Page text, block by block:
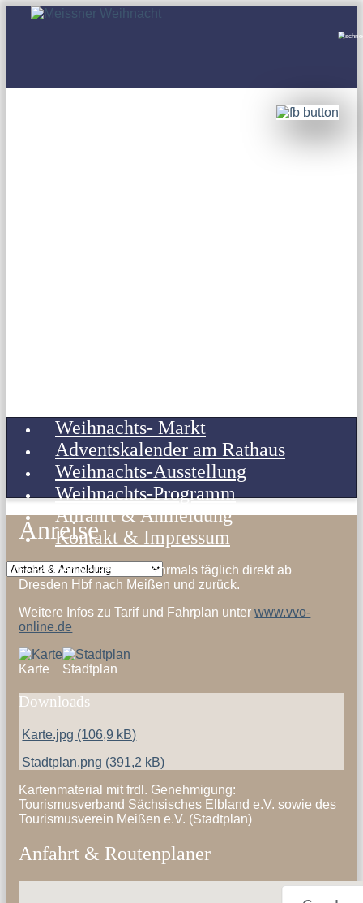
Weihnachts- Markt
Adventskalender am Rathaus
Weihnachts-Ausstellung
Weihnachts-Programm
Anfahrt & Anmeldung
Kontakt & Impressum
Anreise
S-Bahnen verkehren mehrmals täglich direkt ab
Dresden Hbf nach Meißen und zurück.
Weitere Infos zu Tarif und Fahrplan unterwww.vvo-
online.de
Karte Stadtplan
Downloads
Karte.jpg (106,9 kB)
Stadtplan.png (391,2 kB)
Kartenmaterial mit frdl. Genehmigung:
Tourismusverband Sächsisches Elbland e.V. sowie des
Tourismusverein Meißen e.V. (Stadtplan)
Anfahrt & Routenplaner